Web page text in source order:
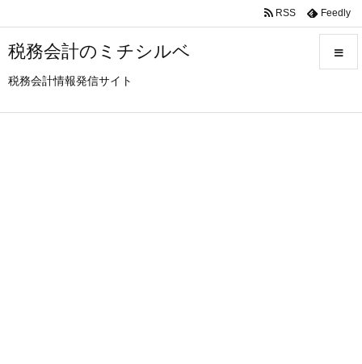
税務会計のミチシルベ
税務会計情報発信サイト
RSS Feedly